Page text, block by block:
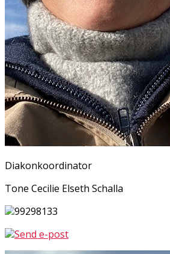
Diakonkoordinator
Tone Cecilie Elseth Schalla
99298133
Send e-post